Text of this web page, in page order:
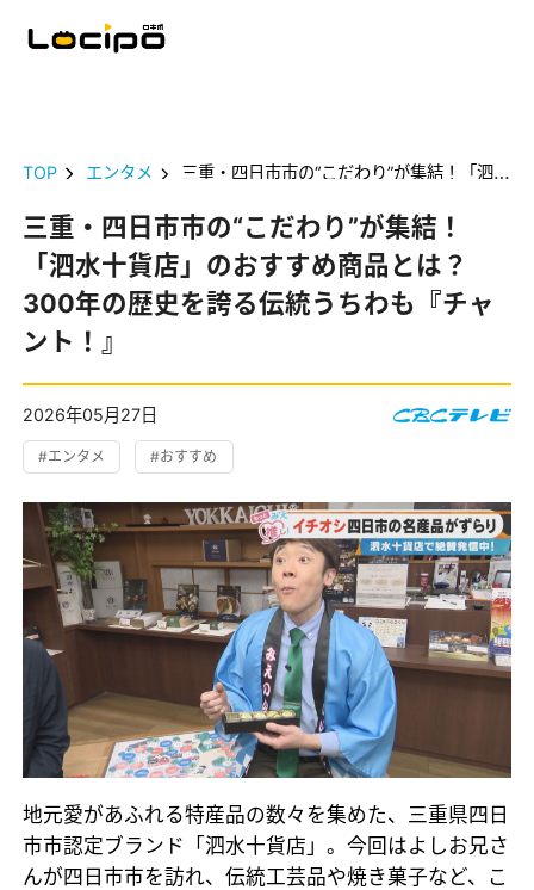
TOP エンタメ 三重・四日市市の“こだわり”が集結！「泗水十貨店」のおすすめ商品とは？300年の歴史を誇る伝統うちわも『チャント！』
三重・四日市市の“こだわり”が集結！
「泗水十貨店」のおすすめ商品とは？
300年の歴史を誇る伝統うちわも『チャ
ント！』
2026年05月27日
#エンタメ #おすすめ
地元愛があふれる特産品の数々を集めた、三重県四日
市市認定ブランド「泗水十貨店」。今回はよしお兄さ
んが四日市市を訪れ、伝統工芸品や焼き菓子など、こ